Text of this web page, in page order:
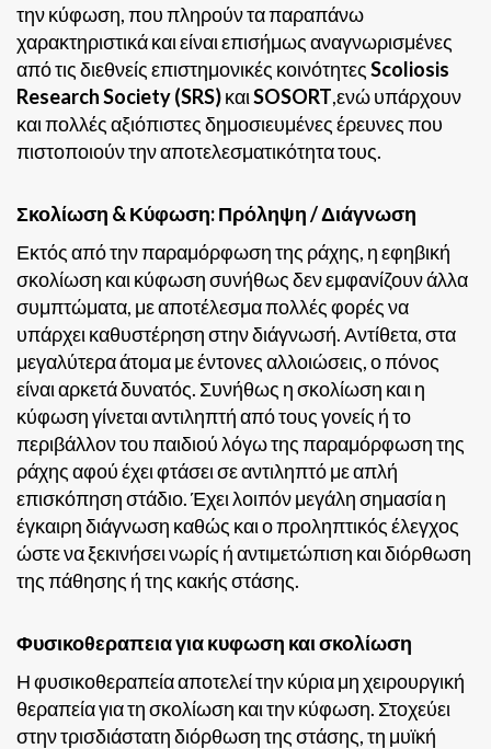
την κύφωση, που πληρούν τα παραπάνω
χαρακτηριστικά και είναι επισήμως αναγνωρισμένες
από τις διεθνείς επιστημονικές κοινότητεςScoliosis
Research Society (SRS)καιSOSORT,ενώ υπάρχουν
και πολλές αξιόπιστες δημοσιευμένες έρευνες που
πιστοποιούν την αποτελεσματικότητα τους.
Σκολίωση & Κύφωση: Πρόληψη / Διάγνωση
Εκτός από την παραμόρφωση της ράχης, η εφηβική
σκολίωση και κύφωση συνήθως δεν εμφανίζουν άλλα
συμπτώματα, με αποτέλεσμα πολλές φορές να
υπάρχει καθυστέρηση στην διάγνωσή. Αντίθετα, στα
μεγαλύτερα άτομα με έντονες αλλοιώσεις, ο πόνος
είναι αρκετά δυνατός. Συνήθως η σκολίωση και η
κύφωση γίνεται αντιληπτή από τους γονείς ή το
περιβάλλον του παιδιού λόγω της παραμόρφωση της
ράχης αφού έχει φτάσει σε αντιληπτό με απλή
επισκόπηση στάδιο. Έχει λοιπόν μεγάλη σημασία η
έγκαιρη διάγνωση καθώς και ο προληπτικός έλεγχος
ώστε να ξεκινήσει νωρίς ή αντιμετώπιση και διόρθωση
της πάθησης ή της κακής στάσης.
Φυσικοθεραπεια για κυφωση και σκολίωση
Η φυσικοθεραπεία αποτελεί την κύρια μη χειρουργική
θεραπεία για τη σκολίωση και την κύφωση. Στοχεύει
στην τρισδιάστατη διόρθωση της στάσης, τη μυϊκή